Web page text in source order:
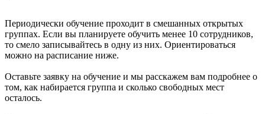
Периодически обучение проходит в смешанных открытых
группах. Если вы планируете обучить менее 10 сотрудников,
то смело записывайтесь в одну из них. Ориентироваться
можно на расписание ниже.
Оставьте заявку на обучение и мы расскажем вам подробнее о
том, как набирается группа и сколько свободных мест
осталось.